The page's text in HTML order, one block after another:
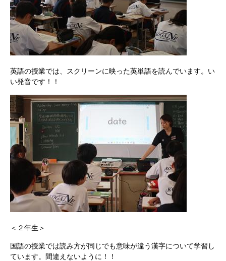
英語の授業では、スクリーンに映った英単語を読んでいます。い
い発音です！！
＜２年生＞
国語の授業では読み方が同じでも意味が違う漢字について学習し
ています。間違えないように！！